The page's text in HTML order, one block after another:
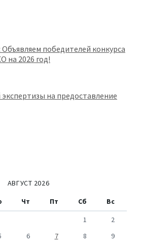
победителей конкурса
на 2026 год!
на предоставление
АВГУСТ 2026
Чт Пт Сб
Вс
1
2
6 7 8
9